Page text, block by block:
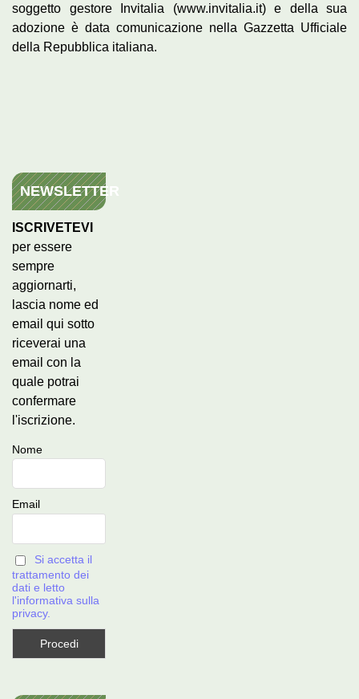
soggetto gestore Invitalia (www.invitalia.it) e della sua
adozione è data comunicazione nella Gazzetta Ufficiale
della Repubblica italiana.
NEWSLETTER
ISCRIVETEVI
per essere
sempre
aggiornarti,
lascia nome ed
email qui sotto
riceverai una
email con la
quale potrai
confermare
l'iscrizione.
Nome
Email
Si accetta il
trattamento dei
dati e letto
l'informativa sulla
privacy.